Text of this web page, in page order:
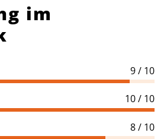
im
9 / 10
10 / 10
8 / 10